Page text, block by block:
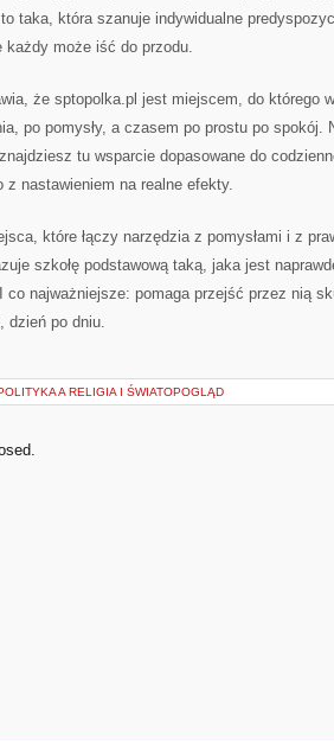
taka, która szanuje indywidualne
każdy może iść do przodu.
że sptopolka.pl jest miejscem, do którego
po pomysły, a czasem po prostu po spokój.
tu wsparcie dopasowane do
z nastawieniem na realne efekty.
które łączy narzędzia z pomysłami i z
szkołę podstawową taką, jaka jest
co najważniejsze: pomaga przejść przez nią
dzień po dniu.
A RELIGIA I ŚWIATOPOGLĄD